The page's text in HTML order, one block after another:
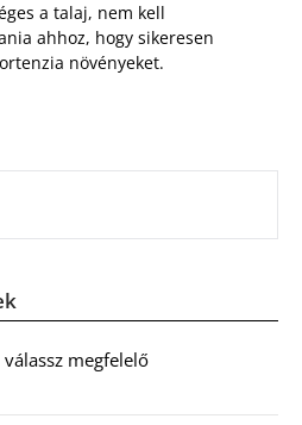
a talaj, nem kell
ahhoz, hogy sikeresen
növényeket.
megfelelő